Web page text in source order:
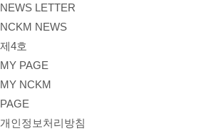
NEWS LETTER
NCKM NEWS
제4호
MY PAGE
MY NCKM
PAGE
개인정보처리방침